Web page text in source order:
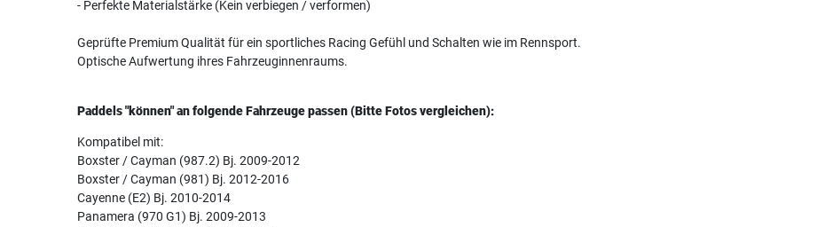
- Perfekte Materialstärke (Kein verbiegen / verformen)
Geprüfte Premium Qualität für ein sportliches Racing Gefühl und Schalten wie im Rennsport.
Optische Aufwertung ihres Fahrzeuginnenraums.
Paddels "können" an folgende Fahrzeuge passen (Bitte Fotos vergleichen):
Kompatibel mit:
Boxster / Cayman (987.2) Bj. 2009-2012
Boxster / Cayman (981) Bj. 2012-2016
Cayenne (E2) Bj. 2010-2014
Panamera (970 G1) Bj. 2009-2013